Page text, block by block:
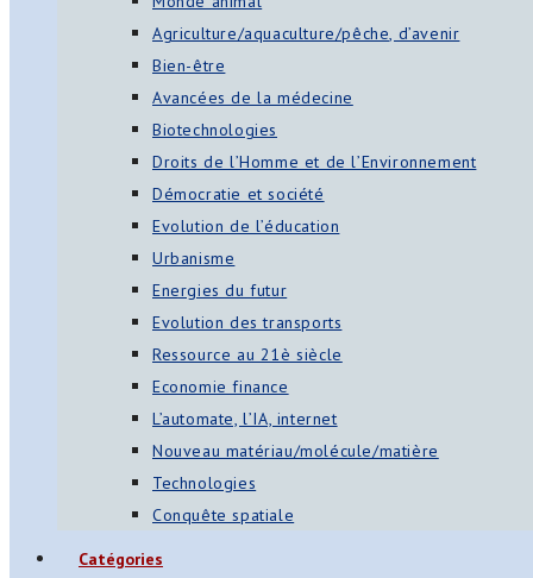
Agriculture/aquaculture/pêche, d’avenir
Bien-être
Avancées de la médecine
Biotechnologies
Droits de l’Homme et de l’Environnement
Démocratie et société
Evolution de l’éducation
Urbanisme
Energies du futur
Evolution des transports
Ressource au 21è siècle
Economie finance
L’automate, l’IA, internet
Nouveau matériau/molécule/matière
Technologies
Conquête spatiale
Catégories